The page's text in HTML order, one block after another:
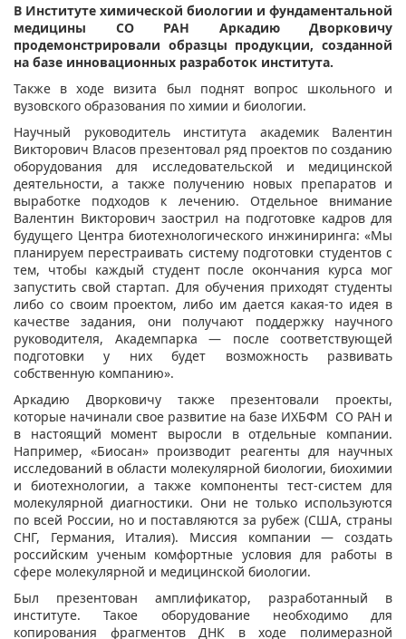
В Институте химической биологии и фундаментальной
медицины СО РАН Аркадию Дворковичу
продемонстрировали образцы продукции, созданной
на базе инновационных разработок института.
Также в ходе визита был поднят вопрос школьного и
вузовского образования по химии и биологии.
Научный руководитель института академик Валентин
Викторович Власов презентовал ряд проектов по созданию
оборудования для исследовательской и медицинской
деятельности, а также получению новых препаратов и
выработке подходов к лечению. Отдельное внимание
Валентин Викторович заострил на подготовке кадров для
будущего Центра биотехнологического инжиниринга: «Мы
планируем перестраивать систему подготовки студентов с
тем, чтобы каждый студент после окончания курса мог
запустить свой стартап. Для обучения приходят студенты
либо со своим проектом, либо им дается какая-то идея в
качестве задания, они получают поддержку научного
руководителя, Академпарка — после соответствующей
подготовки у них будет возможность развивать
собственную компанию».
Аркадию Дворковичу также презентовали проекты,
которые начинали свое развитие на базе ИХБФМ СО РАН и
в настоящий момент выросли в отдельные компании.
Например, «Биосан» производит реагенты для научных
исследований в области молекулярной биологии, биохимии
и биотехнологии, а также компоненты тест-систем для
молекулярной диагностики. Они не только используются
по всей России, но и поставляются за рубеж (США, страны
СНГ, Германия, Италия). Миссия компании — создать
российским ученым комфортные условия для работы в
сфере молекулярной и медицинской биологии.
Был презентован амплификатор, разработанный в
институте. Такое оборудование необходимо для
копирования фрагментов ДНК в ходе полимеразной